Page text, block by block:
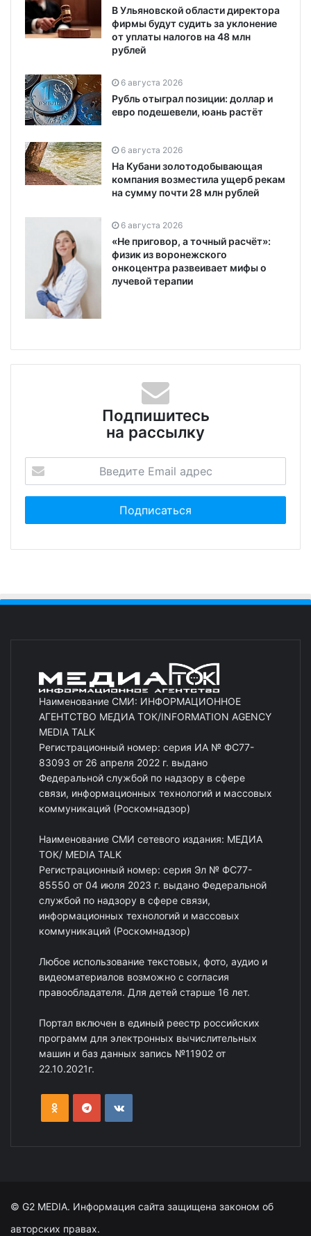
В Ульяновской области директора
фирмы будут судить за уклонение
от уплаты налогов на 48 млн
рублей
6 августа 2026
Рубль отыграл позиции: доллар и
евро подешевели, юань растёт
6 августа 2026
На Кубани золотодобывающая
компания возместила ущерб рекам
на сумму почти 28 млн рублей
6 августа 2026
«Не приговор, а точный расчёт»:
физик из воронежского
онкоцентра развеивает мифы о
лучевой терапии
Подпишитесь
на рассылку
Наименование СМИ: ИНФОРМАЦИОННОЕ
АГЕНТСТВО МЕДИА ТОК/INFORMATION AGENCY
MEDIA TALK
Регистрационный номер: серия ИА № ФС77-
83093 от 26 апреля 2022 г. выдано
Федеральной службой по надзору в сфере
связи, информационных технологий и массовых
коммуникаций (Роскомнадзор)
Наименование СМИ сетевого издания: МЕДИА
ТОК/ MEDIA TALK
Регистрационный номер: серия Эл № ФС77-
85550 от 04 июля 2023 г. выдано Федеральной
службой по надзору в сфере связи,
информационных технологий и массовых
коммуникаций (Роскомнадзор)
Любое использование текстовых, фото, аудио и
видеоматериалов возможно с согласия
правообладателя. Для детей старше 16 лет.
Портал включен в единый реестр российских
программ для электронных вычислительных
машин и баз данных запись №11902 от
22.10.2021г.
© G2 MEDIA. Информация сайта защищена законом об
авторских правах.